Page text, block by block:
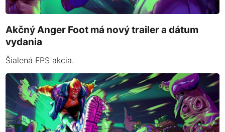
Akčný Anger Foot má nový trailer a dátum
vydania
Šialená FPS akcia.